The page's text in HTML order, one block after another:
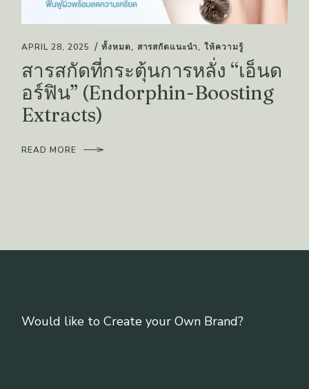
APRIL 28, 2025 ทั้งหมด สารสกัดแนะนำ ให้ความรู้
สารสกัดที่กระตุ้นการหลั่ง “เอ็นด
อร์ฟิน” (Endorphin-Boosting
Extracts)
READ MORE
Would like to Create your Own Brand?